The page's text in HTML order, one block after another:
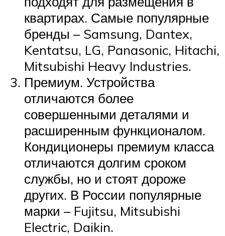
квартирах. Самые популярные
бренды – Samsung, Dantex,
Kentatsu, LG, Panasonic, Hitachi,
Mitsubishi Heavy Industries.
Премиум. Устройства
отличаются более
совершенными деталями и
расширенным функционалом.
Кондиционеры премиум класса
отличаются долгим сроком
службы, но и стоят дороже
других. В России популярные
марки – Fujitsu, Mitsubishi
Electric, Daikin.